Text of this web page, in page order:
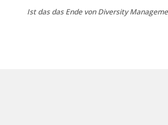
Ist das das Ende von Diversity